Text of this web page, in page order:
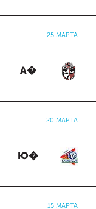
25 МАРТА
А�
20 МАРТА
Ю�
15 МАРТА